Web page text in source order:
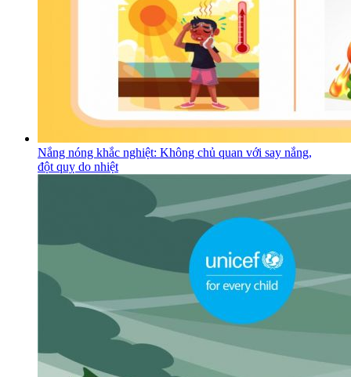
Nắng nóng khắc nghiệt: Không chủ quan với say nắng,
đột quỵ do nhiệt